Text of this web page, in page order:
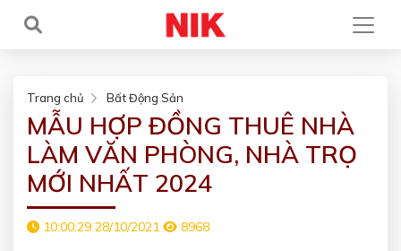
Trang chủ Bất Động Sản
MẪU HỢP ĐỒNG THUÊ NHÀ
LÀM VĂN PHÒNG, NHÀ TRỌ
MỚI NHẤT 2024
10:00:29 28/10/2021 8968